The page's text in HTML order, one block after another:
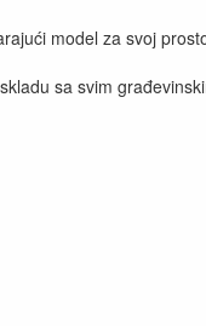
model za svoj
sa svim